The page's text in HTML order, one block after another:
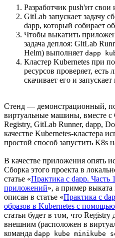
Разработчик push'ит
GitLab запускает задачу
dapp, который собирает
Чтобы выкатить
задача деплоя: GitLab
Helm) выполняет dapp
Кластер Kubernetes при
ресурсов проверяет, есть
скачивает его и
Стенд — демонстрационный,
виртуальные машины, вместе с
Registry, GitLab Runner, dapp,
качестве Kubernetes-кластера
простой способ запустить K8s
В качестве приложения опять
Сборка этого проекта в
статье «Практика с dapp. Часть
приложений», а пример
описан в статье «Практика с
образов в Kubernetes с
статьи будет в том, что
внешним (расположен в
команда dapp kube minikube